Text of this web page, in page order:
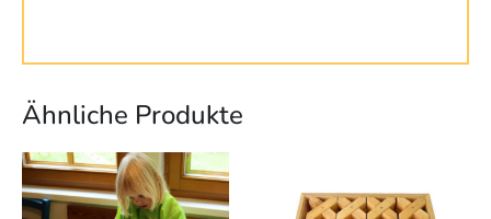
Ähnliche Produkte
Produkt